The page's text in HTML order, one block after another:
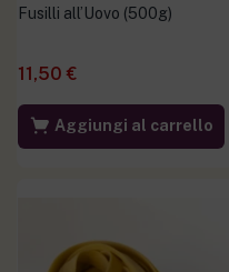
Fusilli all’Uovo (500g)
11,50 €
Aggiungi al carrello